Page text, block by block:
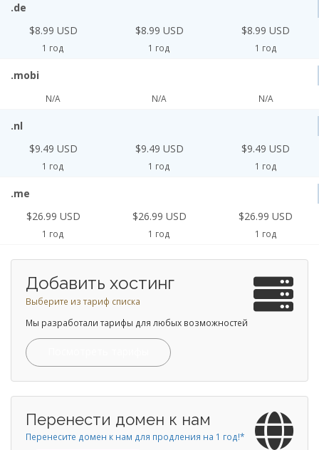
.de
$8.99 USD
1 год
$8.99 USD
1 год
$8.99 USD
1 год
.mobi
N/A N/A N/A
.nl
$9.49 USD
1 год
$9.49 USD
1 год
$9.49 USD
1 год
.me
$26.99 USD
1 год
$26.99 USD
1 год
$26.99 USD
1 год
Добавить хостинг
Выберите из тариф списка
Мы разработали тарифы для любых возможностей
Перенести домен к нам
Перенесите домен к нам для продления на 1 год!*